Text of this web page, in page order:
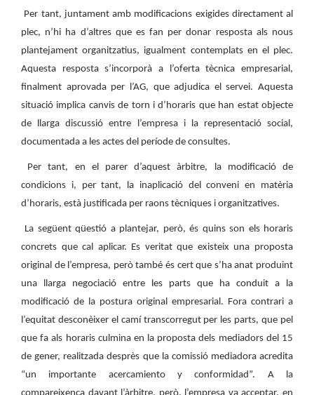
Per tant, juntament amb modificacions exigides directament al
plec, n’hi ha d’altres que es fan per donar resposta als nous
plantejament organitzatius, igualment contemplats en el plec.
Aquesta resposta s’incorporà a l’oferta tècnica empresarial,
finalment aprovada per l’AG, que adjudica el servei. Aquesta
situació implica canvis de torn i d’horaris que han estat objecte
de llarga discussió entre l’empresa i la representació social,
documentada a les actes del període de consultes.
Per tant, en el parer d’aquest àrbitre, la modificació de
condicions i, per tant, la inaplicació del conveni en matèria
d’horaris, està justificada per raons tècniques i organitzatives.
La següent qüestió a plantejar, però, és quins son els horaris
concrets que cal aplicar. Es veritat que existeix una proposta
original de l’empresa, però també és cert que s’ha anat produint
una llarga negociació entre les parts que ha conduit a la
modificació de la postura original empresarial. Fora contrari a
l’equitat desconèixer el camí transcorregut per les parts, que pel
que fa als horaris culmina en la proposta dels mediadors del 15
de gener, realitzada desprès que la comissió mediadora acredita
“un importante acercamiento y conformidad”. A la